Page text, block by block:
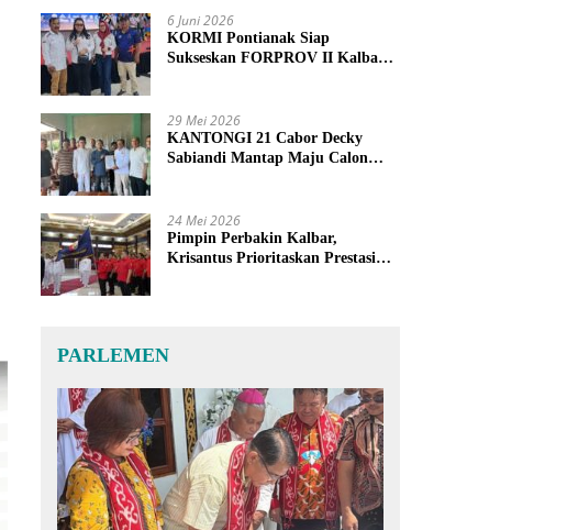
6 Juni 2026
KORMI Pontianak Siap
Sukseskan FORPROV II Kalbar
29 Mei 2026
KANTONGI 21 Cabor Decky
Sabiandi Mantap Maju Calon
24 Mei 2026
Pimpin Perbakin Kalbar,
Krisantus Prioritaskan Prestasi
PARLEMEN